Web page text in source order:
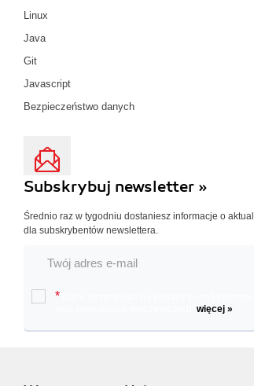
Linux
Java
Git
Javascript
Bezpieczeństwo danych
Subskrybuj newsletter »
Średnio raz w tygodniu dostaniesz informacje o
dla subskrybentów newslettera.
*
więcej »